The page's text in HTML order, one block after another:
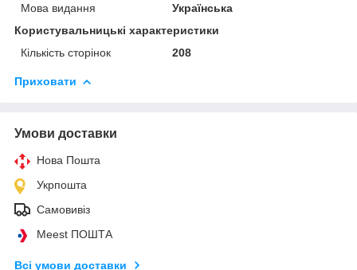
Мова видання
Українська
Користувальницькі характеристики
Кількість сторінок
208
Приховати
Умови доставки
Нова Пошта
Укрпошта
Самовивіз
Meest ПОШТА
Всі умови доставки